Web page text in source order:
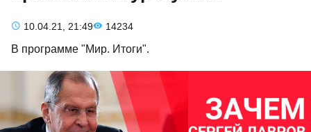
10.04.21, 21:49 14234
В программе "Мир. Итоги".